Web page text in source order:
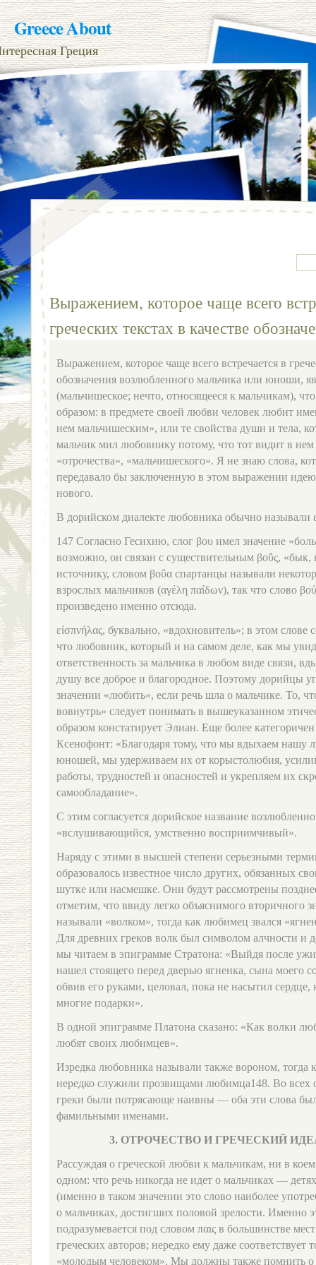
Greece About
Греция
Выражением, которое чаще всего
греческих текстах в качестве
Выражением, которое чаще всего встречается в
обозначения возлюбленного мальчика или юноши,
(мальчишеское; нечто, относящееся к мальчикам),
образом: в предмете своей любви человек любит
нем мальчишеским», или те свойства души и тела,
мальчик мил любовнику потому, что тот видит в
«отрочества», «мальчишеского». Я не знаю слова,
передавало бы заключенную в этом выражении
нового.
В дорийском диалекте любовника обычно называли
147 Согласно Гесихию, слог βου имел значение
возможно, он связан с существительным βοΰς,
источнику, словом βοΰα спартанцы называли
взрослых мальчиков (αγέλη παίδων), так что слово
произведено именно отсюда.
είσπνήλας, буквально, «вдохновитель»; в этом слове
что любовник, который и на самом деле, как мы
ответственность за мальчика в любом виде связи,
душу все доброе и благородное. Поэтому дорийцы
значении «любить», если речь шла о мальчике. То,
вовнутрь» следует понимать в вышеуказанном
образом констатирует Элиан. Еще более
Ксенофонт: «Благодаря тому, что мы вдыхаем нашу
юношей, мы удерживаем их от корыстолюбия,
работы, трудностей и опасностей и укрепляем их
самообладание».
С этим согласуется дорийское название
«вслушивающийся, умственно восприимчивый».
Наряду с этими в высшей степени серьезными
образовалось известное число других, обязанных
шутке или насмешке. Они будут рассмотрены
отметим, что ввиду легко объяснимого вторичного
называли «волком», тогда как любимец звался
Для древних греков волк был символом алчности и
мы читаем в эпиграмме Стратона: «Выйдя после
нашел стоящего перед дверью ягненка, сына моего
обвив его руками, целовал, пока не насытил сердце,
многие подарки».
В одной эпиграмме Платона сказано: «Как волки
любят своих любимцев».
Изредка любовника называли также вороном, тогда
нередко служили прозвищами любимца148. Во всех
греки были потрясающе наивны — оба эти слова
фамильными именами.
3. ОТРОЧЕСТВО И ГРЕЧЕСКИЙ
Рассуждая о греческой любви к мальчикам, ни в коем
одном: что речь никогда не идет о мальчиках —
(именно в таком значении это слово наиболее
о мальчиках, достигших половой зрелости. Именно
подразумевается под словом παις в большинстве
греческих авторов; нередко ему даже соответствует
«молодым человеком». Мы должны также помнить о